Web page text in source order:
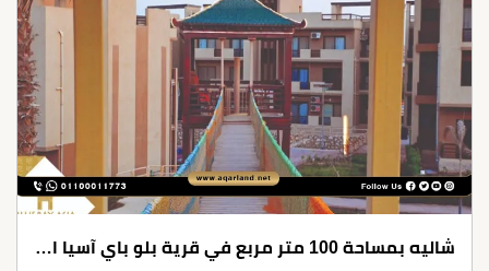
شاليه بمساحة 100 متر مربع في قرية بلو باي آسيا العين السخنة